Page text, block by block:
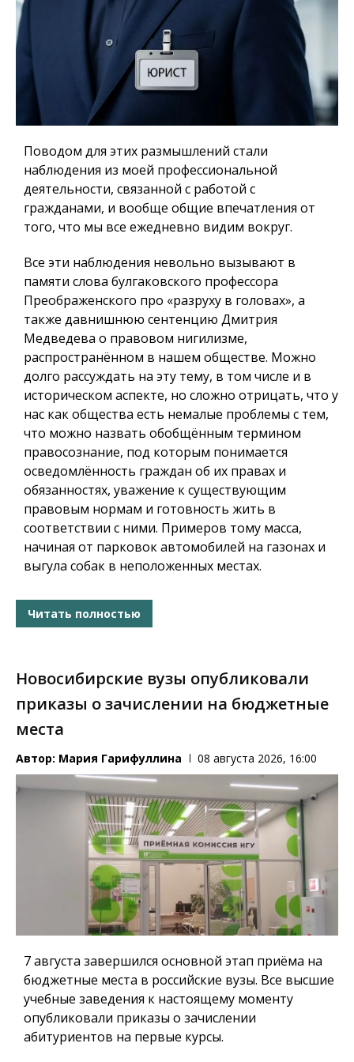
Поводом для этих размышлений стали
наблюдения из моей профессиональной
деятельности, связанной с работой с
гражданами, и вообще общие впечатления от
того, что мы все ежедневно видим вокруг.
Все эти наблюдения невольно вызывают в
памяти слова булгаковского профессора
Преображенского про «разруху в головах», а
также давнишнюю сентенцию Дмитрия
Медведева о правовом нигилизме,
распространённом в нашем обществе. Можно
долго рассуждать на эту тему, в том числе и в
историческом аспекте, но сложно отрицать, что у
нас как общества есть немалые проблемы с тем,
что можно назвать обобщённым термином
правосознание, под которым понимается
осведомлённость граждан об их правах и
обязанностях, уважение к существующим
правовым нормам и готовность жить в
соответствии с ними. Примеров тому масса,
начиная от парковок автомобилей на газонах и
выгула собак в неположенных местах.
Читать полностью
Новосибирские вузы опубликовали
приказы о зачислении на бюджетные
места
Автор: Мария Гарифуллина 08 августа 2026, 16:00
7 августа завершился основной этап приёма на
бюджетные места в российские вузы. Все высшие
учебные заведения к настоящему моменту
опубликовали приказы о зачислении
абитуриентов на первые курсы.